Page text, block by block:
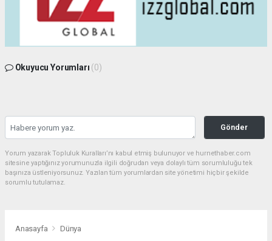
Okuyucu Yorumları (0)
Gönder
Yorum yazarak Topluluk Kuralları’nı kabul etmiş bulunuyor ve hurnethaber.com
sitesine yaptığınız yorumunuzla ilgili doğrudan veya dolaylı tüm sorumluluğu tek
başınıza üstleniyorsunuz. Yazılan tüm yorumlardan site yönetimi hiçbir şekilde
sorumlu tutulamaz.
Anasayfa Dünya